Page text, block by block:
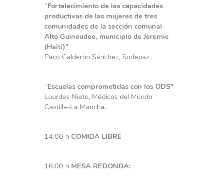
“Fortalecimiento de las capacidades
productivas de las mujeres de tres
comunidades de la sección comunal
Alto Guinoudee, municipio de Jeremie
(Haití)”
Paco Calderón Sánchez, Sodepaz.
“Escuelas comprometidas con los ODS”
Lourdes Nieto, Médicos del Mundo
Castilla-La Mancha.
14:00 h COMIDA LIBRE
16:00 h MESA REDONDA: